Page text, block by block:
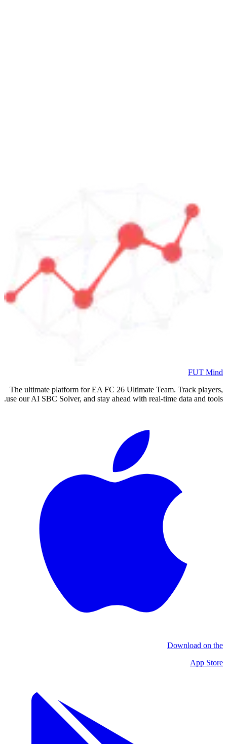
FUT Mind
The ultimate platform for EA FC 26 Ultimate Team. Track players,
use our AI SBC Solver, and stay ahead with real-time data and tools.
Download on the
App Store